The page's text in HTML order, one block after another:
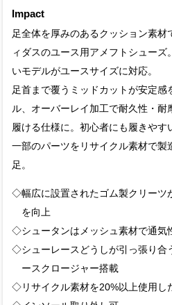
Impact
足全体を厚みのあるクッション素
ィダスのユース用アメフトシュー
いモデルがユースサイズに対応。
足首まで覆うミッドカットが安定感
ル、オーバーレイ加工で耐久性・耐
履ける仕様に。初心者にも履きやす
一部のパーツをリサイクル素材で製
足。
◇幅広に設置されたゴム製クリーツ
を向上
◇シュータンはメッシュ素材で通気
◇シューレースどうしが引っ張り合
ースクロージャー搭載
◇リサイクル素材を20%以上使用し